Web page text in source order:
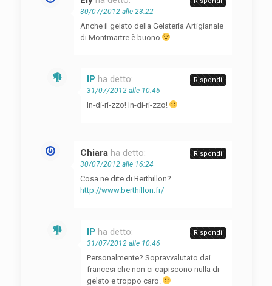
30/07/2012 alle 23:22
Anche il gelato della Gelateria Artigianale
di Montmartre è buono
IP ha detto:
31/07/2012 alle 10:46
In-di-ri-zzo! In-di-ri-zzo!
Rispondi
Chiara ha detto:
30/07/2012 alle 16:24
Cosa ne dite di Berthillon?
http://www.berthillon.fr/
Rispondi
IP ha detto:
31/07/2012 alle 10:46
Personalmente? Sopravvalutato dai
francesi che non ci capiscono nulla di
gelato e troppo caro.
Rispondi